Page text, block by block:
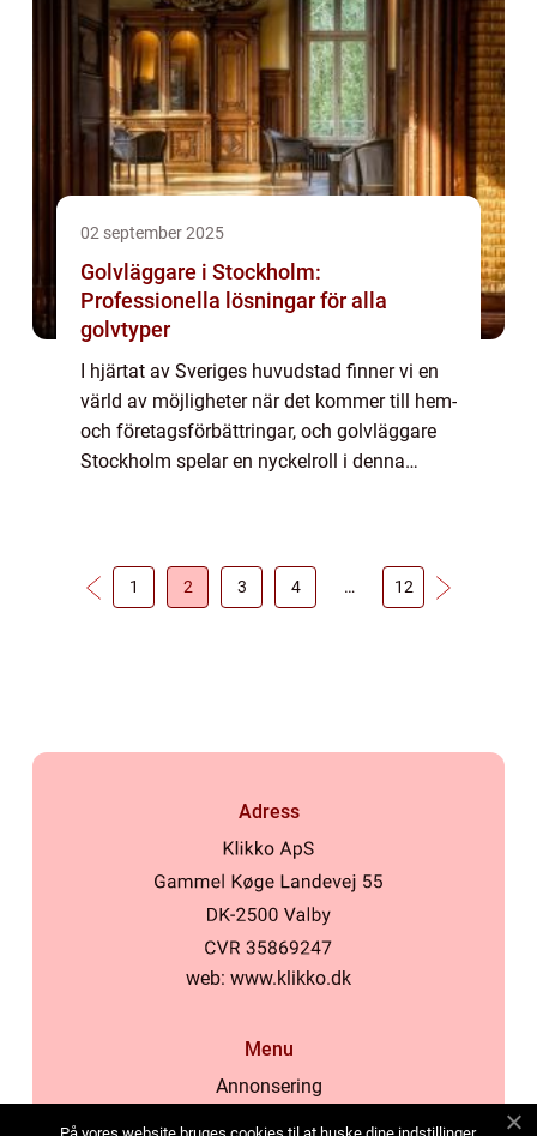
02 september 2025
Golvläggare i Stockholm:
Professionella lösningar för alla
golvtyper
I hjärtat av Sveriges huvudstad finner vi en
värld av möjligheter när det kommer till hem-
och företagsförbättringar, och golvläggare
Stockholm spelar en nyckelroll i denna
1 2 3 4 … 12
Adress
web: www.klikko.dk
Menu
Annonsering